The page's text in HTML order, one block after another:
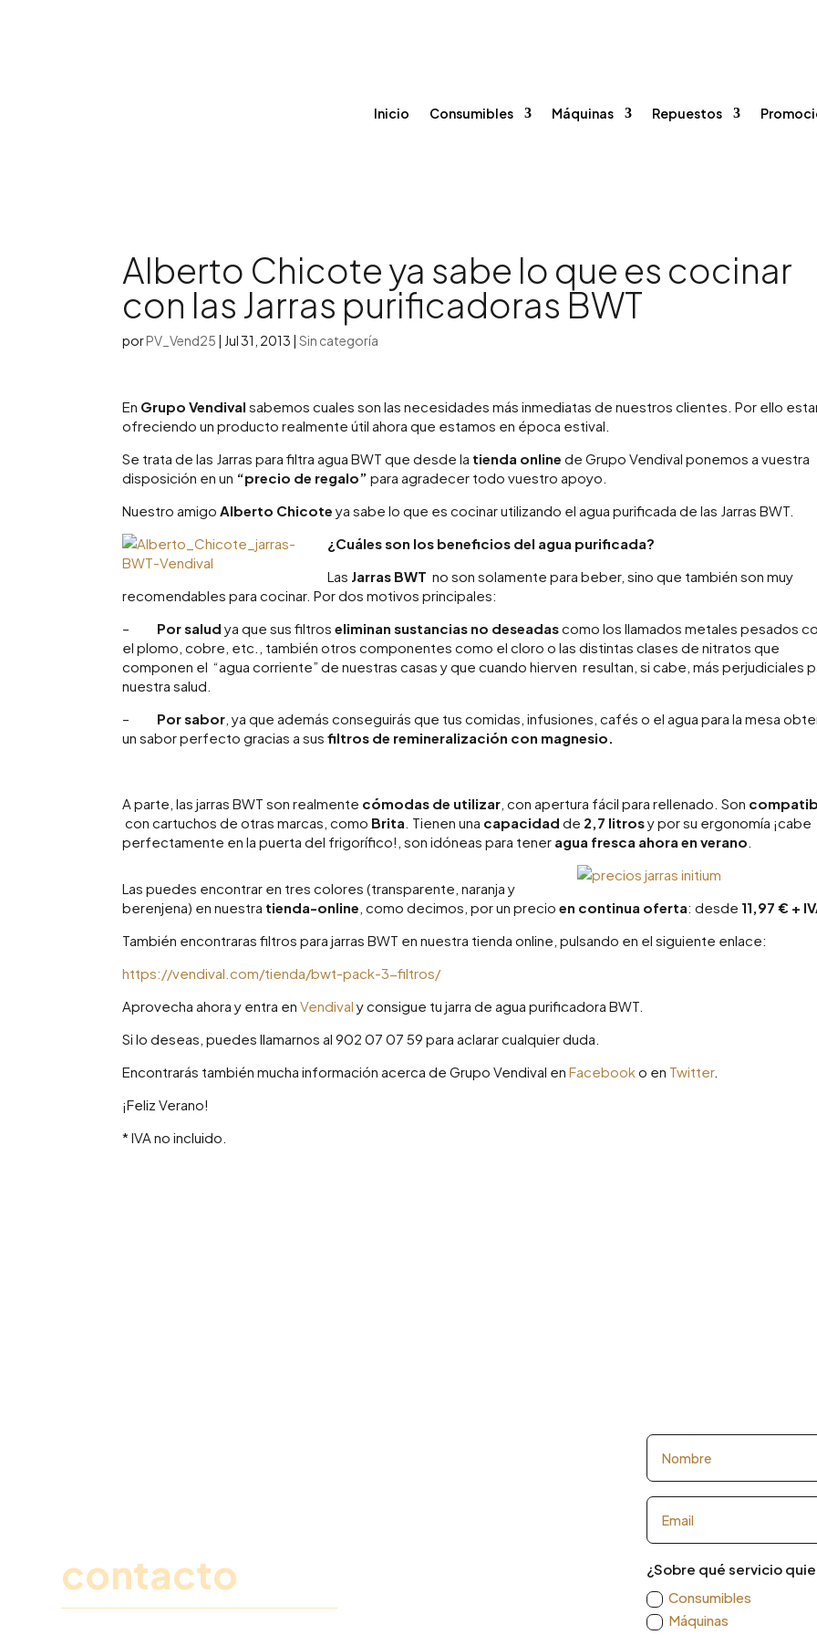
Inicio Consumibles Máquinas Repuestos
Alberto Chicote ya sabe lo que es cocinar
con las Jarras purificadoras BWT
porPV_Vend25 Jul 31, 2013 |Sin categoría
En Grupo Vendival sabemos cuales son las necesidades más inmediatas de nuestros clientes. Por ello
ofreciendo un producto realmente útil ahora que estamos en época estival.
Se trata de las Jarras para filtra agua BWT que desde la tienda online de Grupo Vendival ponemos a vuestra
disposición en un “precio de regalo” para agradecer todo vuestro apoyo.
Nuestro amigoAlberto Chicote ya sabe lo que es cocinar utilizando el agua purificada de las Jarras BWT.
¿Cuáles son los beneficios del agua purificada?
Las Jarras BWT no son solamente para beber, sino que también son muy
recomendables para cocinar. Por dos motivos principales:
– Por salud ya que sus filtroseliminan sustancias no deseadascomo los llamados metales pesados
el plomo, cobre, etc., también otros componentes como el cloro o las distintas clases de nitratos que
componen el “agua corriente” de nuestras casas y que cuando hierven resultan, si cabe, más perjudiciales
nuestra salud.
– Por sabor , ya que además conseguirás que tus comidas, infusiones, cafés o el agua para la mesa
un sabor perfecto gracias a susfiltros de remineralización con magnesio.
A parte, las jarras BWT son realmente cómodas de utilizar , con apertura fácil para rellenado. Son
con cartuchos de otras marcas, como Brita . Tienen una capacidad de 2,7 litrosy por su ergonomía ¡cabe
perfectamente en la puerta del frigorífico!, son idóneas para tener agua fresca ahora en verano
Las puedes encontrar en tres colores (transparente, naranja y
berenjena) en nuestra tienda-online , como decimos, por un precioen continua oferta: desde 11,97 € +
También encontraras filtros para jarras BWT en nuestra tienda online, pulsando en el siguiente enlace:
https://vendival.com/tienda/bwt-pack-3-filtros/
Aprovecha ahora y entra enVendival y consigue tu jarra de agua purificadora BWT.
Si lo deseas, puedes llamarnos al 902 07 07 59 para aclarar cualquier duda.
Encontrarás también mucha información acerca de Grupo Vendival enFacebooko en Twitter.
¡Feliz Verano!
* IVA no incluido.
contacto
¿Sobre qué servicio
Consumibles
Máquinas